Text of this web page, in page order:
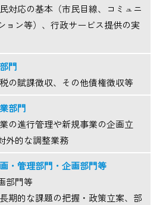
対応の基本（市民目線、コミュニ
ョン等）、行政サービス提供の実
門
の賦課徴収、その他債権徴収等
部門
の進行管理や新規事業の企画立
外的な調整業務
・管理部門・企画部門等
部門等
期的な課題の把握・政策立案、部